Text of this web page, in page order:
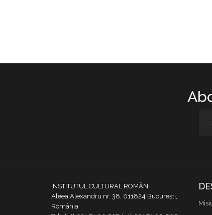
INSTITUTUL CULTURAL ROMÂN
Aleea Alexandru nr. 38, 011824 București,
România